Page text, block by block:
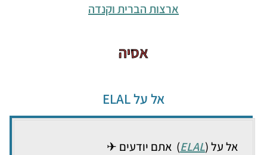
ארצות הברית וקנדה
אסיה
אל על ELAL
אל על (ELAL) אתם יודעים ✈